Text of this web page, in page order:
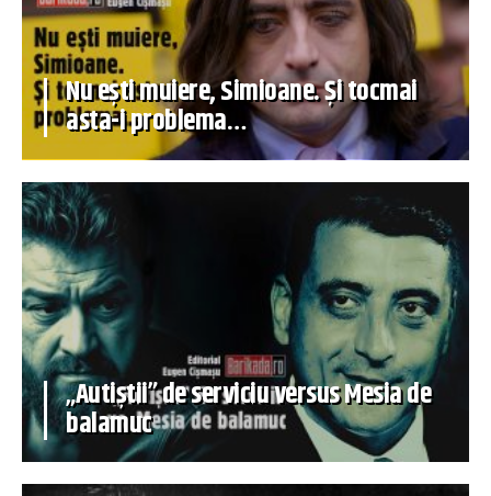
Nu ești muiere, Simioane. Și tocmai
asta-i problema…
„Autiștii” de serviciu versus Mesia de
balamuc